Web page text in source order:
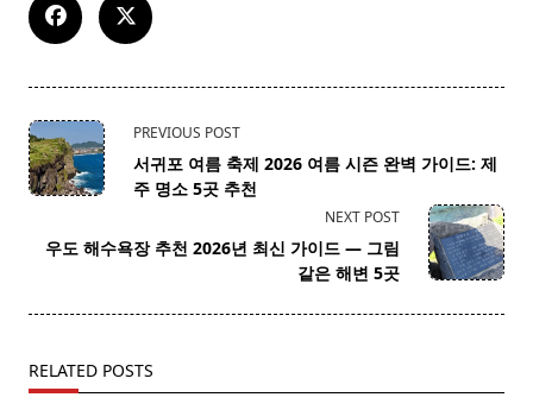
<span
class="nav-
subtitle
reader-
PREVIOUS POST
서귀포 여름 축제 2026 여름 시즌 완벽 가이드: 제
주 명소 5곳 추천
NEXT POST
우도 해수욕장 추천 2026년 최신 가이드 — 그림
같은 해변 5곳
RELATED POSTS